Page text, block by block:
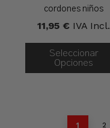
cordones niños
11,95 € IVA Incl.
Seleccionar
Opciones
1 2